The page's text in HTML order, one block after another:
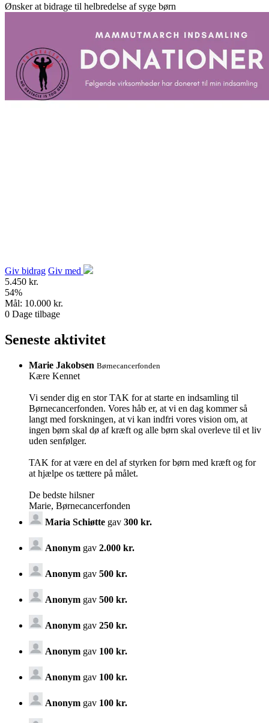
Ønsker at bidrage til helbredelse af syge børn
Giv bidrag Giv med
5.450 kr.
54%
Mål: 10.000 kr.
0 Dage tilbage
Seneste aktivitet
Marie Jakobsen Børnecancerfonden
Kære Kennet
Vi sender dig en stor TAK for at starte en indsamling til
Børnecancerfonden. Vores håb er, at vi en dag kommer så
langt med forskningen, at vi kan indfri vores vision om, at
ingen børn skal dø af kræft og alle børn skal overleve til et liv
uden senfølger.
TAK for at være en del af styrken for børn med kræft og for
at hjælpe os tættere på målet.
De bedste hilsner
Marie, Børnecancerfonden
Maria Schiøtte gav 300 kr.
Anonym gav 2.000 kr.
Anonym gav 500 kr.
Anonym gav 500 kr.
Anonym gav 250 kr.
Anonym gav 100 kr.
Anonym gav 100 kr.
Anonym gav 100 kr.